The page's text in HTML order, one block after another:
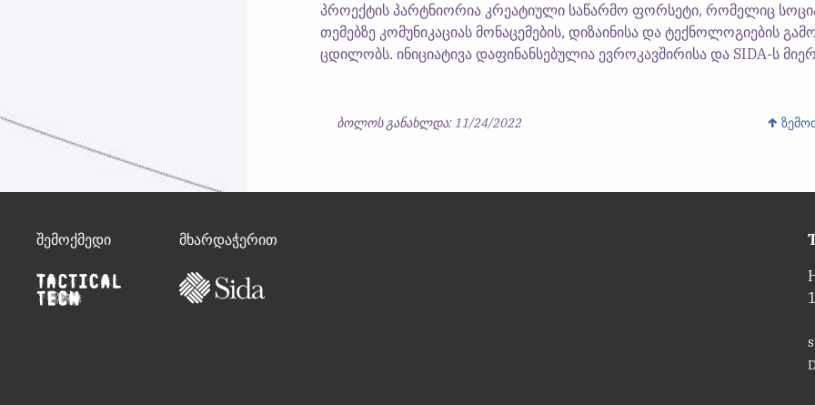
პროექტის პარტნიორია კრეატიული საწარმო ფორსეტი, რომელიც
თემებზე კომუნიკაციას მონაცემების, დიზაინისა და ტექნოლოგიების
ცდილობს. ინიციატივა დაფინანსებულია ევროკავშირისა და SIDA-ს
ბოლოს განახლდა:11/24/2022 ↑
შემოქმედი მხარდაჭერით